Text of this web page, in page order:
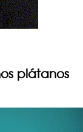
plátanos